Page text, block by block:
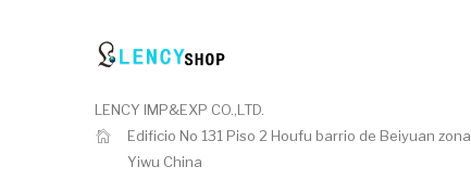
LENCY IMP&EXP CO.,LTD.
Edificio No 131 Piso 2 Houfu barrio de Beiyuan zona
Yiwu China